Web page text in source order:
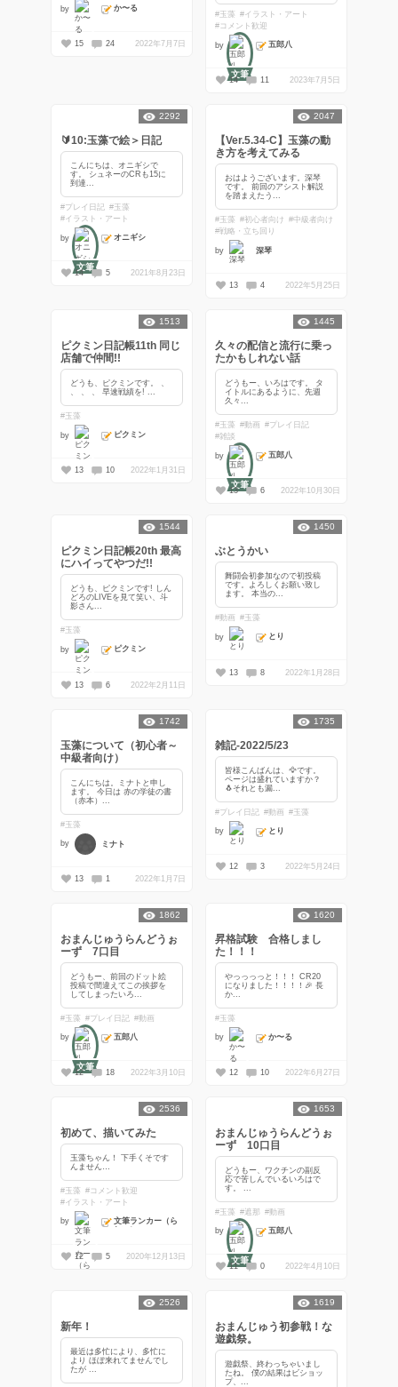
by か〜る
15 24 2022年7月7日
#玉藻 #イラスト・アート
#コメント歓迎
by
文筆
五郎八
14 11 2023年7月5日
🔰10:玉藻で絵＞日記
こんにちは、オニギシで
す。 シュネーのCRも15に
到達...
#プレイ日記 #玉藻
#イラスト・アート
by
文筆
オニギシ
2292
14 5 2021年8月23日
【Ver.5.34-C】玉藻の動
き方を考えてみる
おはようございます。深琴
です。 前回のアシスト解説
を踏まえたう...
#玉藻 #初心者向け #中級者向け
#戦略・立ち回り
by 深琴
2047
13 4 2022年5月25日
ピクミン日記帳11th 同じ
店舗で仲間!!
どうも、ピクミンです。 、
、 、 、 早速戦績を! ...
#玉藻
by ピクミン
1513
13 10 2022年1月31日
久々の配信と流行に乗っ
たかもしれない話
どうもー、いろはです。 タ
イトルにあるように、先週
久々...
#玉藻 #動画 #プレイ日記
#雑談
by
文筆
五郎八
1445
13 6 2022年10月30日
ピクミン日記帳20th 最高
にハイってやつだ!!
どうも、ピクミンです! しん
どろのLIVEを見て笑い、斗
影さん...
#玉藻
by ピクミン
1544
13 6 2022年2月11日
ぶとうかい
舞闘会初参加なので初投稿
です。よろしくお願い致し
ます。 本当の...
#動画 #玉藻
by とり
1450
13 8 2022年1月28日
玉藻について（初心者～
中級者向け）
こんにちは。ミナトと申し
ます。 今日は 赤の学徒の書
（赤本）...
#玉藻
by ミナト
1742
13 1 2022年1月7日
雑記-2022/5/23
皆様こんばんは、🦅です。
ページは盛れていますか？
🐧それとも漏...
#プレイ日記 #動画 #玉藻
by とり
1735
12 3 2022年5月24日
おまんじゅうらんどうぉ
ーず 7口目
どうもー、前回のドット絵
投稿で間違えてこの挨拶を
してしまったいろ...
#玉藻 #プレイ日記 #動画
by
文筆
五郎八
1862
12 18 2022年3月10日
昇格試験 合格しまし
た！！！
やっっっっと！！！ CR20
になりました！！！！🎉 長
か...
#玉藻
by か〜る
1620
12 10 2022年6月27日
初めて、描いてみた
玉藻ちゃん！ 下手くそです
んません…
#玉藻 #コメント歓迎
#イラスト・アート
by
文筆ランカー（ら
しい）
2536
12 5 2020年12月13日
おまんじゅうらんどうぉ
ーず 10口目
どうもー、ワクチンの副反
応で苦しんでいるいろはで
#玉藻 #遮那 #動画
by
文筆
五郎八
1653
11 0 2022年4月10日
新年！
最近は多忙により、多忙に
より ほぼ来れてませんでし
2526
おまんじゅう初参戦！な
遊戯祭。
遊戯祭、終わっちゃいまし
たね。 僕の結果はビショッ
プ、...
1619